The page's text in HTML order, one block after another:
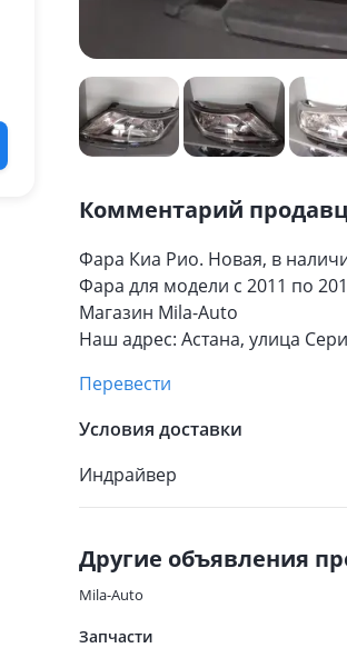
Комментарий
Фара Киа Рио. Новая, в
Фара для модели с 2011 по
Магазин Mila-Auto
Наш адрес: Астана, улица
Перевести
Условия доставки
Индрайвер
Другие объявления
Mila-Auto
Запчасти